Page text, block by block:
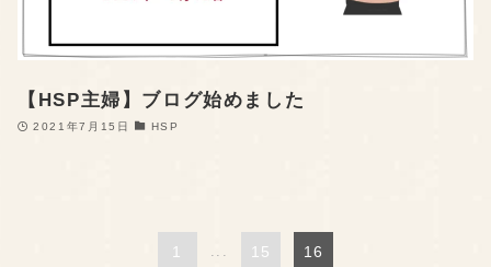
【HSP主婦】ブログ始めました
2021年7月15日 HSP
1 15 16